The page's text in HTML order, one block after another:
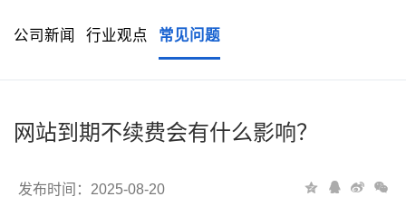
公司新闻 行业观点 常见问题
网站到期不续费会有什么影响？
发布时间：2025-08-20